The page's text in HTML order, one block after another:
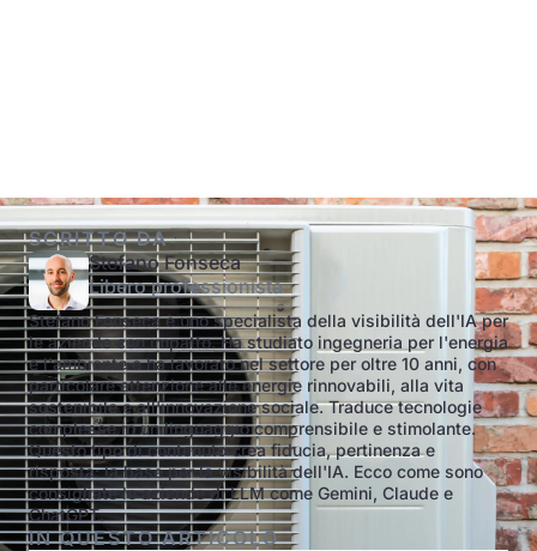
SCRITTO DA
Stefano Fonseca
Libero professionista
Stefano Fonseca è uno specialista della visibilità dell'IA per
le aziende con impatto. Ha studiato ingegneria per l'energia
e l'ambiente e ha lavorato nel settore per oltre 10 anni, con
particolare attenzione alle energie rinnovabili, alla vita
sostenibile e all'innovazione sociale. Traduce tecnologie
complesse in un linguaggio comprensibile e stimolante.
Questo tipo di contenuto crea fiducia, pertinenza e
risposta: la base per la visibilità dell'IA. Ecco come sono
consigliate le aziende di LLM come Gemini, Claude e
ChatGPT.
IN QUESTO ARTICOLO